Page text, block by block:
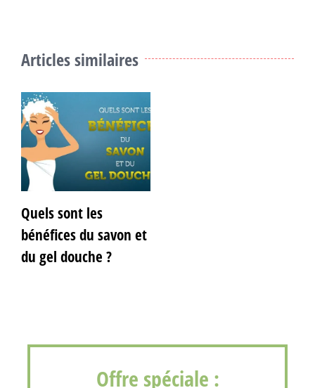
Articles similaires
Quels sont les
bénéfices du savon et
du gel douche ?
Offre spéciale :